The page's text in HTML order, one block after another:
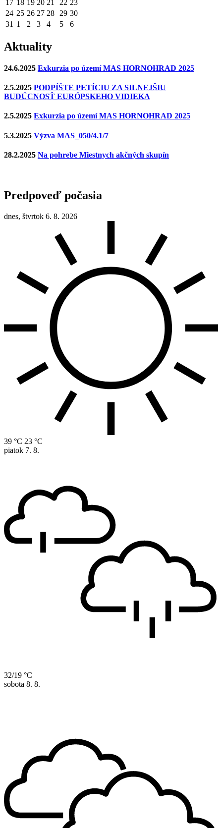
17 18 19 20 21 22 23
24 25 26 27 28 29 30
31 1 2 3 4 5 6
Aktuality
24.6.2025 Exkurzia po území MAS HORNOHRAD 2025
2.5.2025 PODPÍŠTE PETÍCIU ZA SILNEJŠIU
BUDÚCNOSŤ EURÓPSKEHO VIDIEKA
2.5.2025 Exkurzia po území MAS HORNOHRAD 2025
5.3.2025 Výzva MAS_050/4.1/7
28.2.2025 Na pohrebe Miestnych akčných skupín
Predpoveď počasia
dnes, štvrtok 6. 8. 2026
39 °C 23 °C
piatok 7. 8.
32/19 °C
sobota 8. 8.